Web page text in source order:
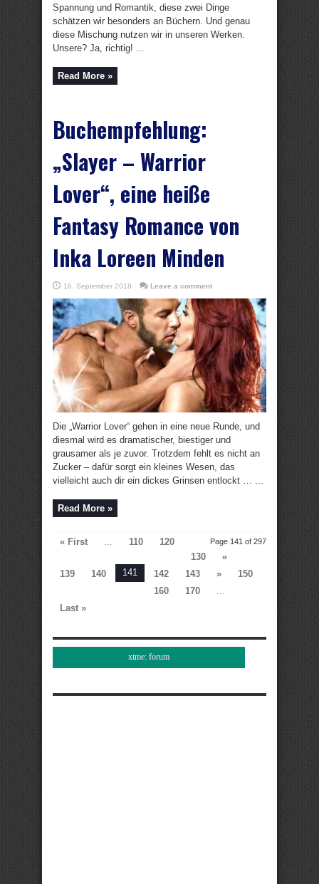
Spannung und Romantik, diese zwei Dinge
schätzen wir besonders an Büchern. Und genau
diese Mischung nutzen wir in unseren Werken.
Unsere? Ja, richtig! ...
Read More »
Buchempfehlung:
„Slayer – Warrior
Lover“, eine heiße
Fantasy Romance von
Inka Loreen Minden
16. September 2018 Leave a comment
Die „Warrior Lover“ gehen in eine neue Runde, und
diesmal wird es dramatischer, biestiger und
grausamer als je zuvor. Trotzdem fehlt es nicht an
Zucker – dafür sorgt ein kleines Wesen, das
vielleicht auch dir ein dickes Grinsen entlockt … ...
Read More »
Page 141 of 297
« First ... 110
120
130
«
139
140 141 142 143 »
150
160
170
...
Last »
xtme: forum